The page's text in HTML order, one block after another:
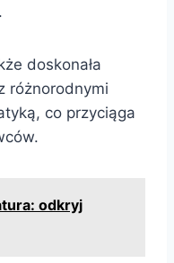
doskonała
różnorodnymi
co przyciąga
odkryj